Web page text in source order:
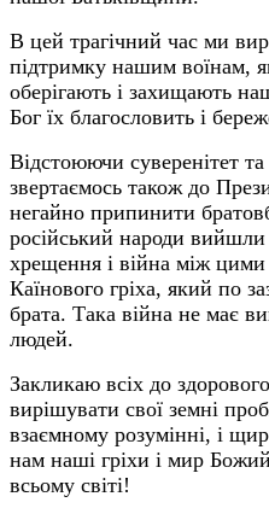
В цей трагічний час ми
підтримку нашим воїнам,
оберігають і захищають
Бог їх благословить і
Відстоюючи суверенітет
звертаємось також до
негайно припинити
російський народи вийшли
хрещення і війна між
Каїнового гріха, який по
брата. Така війна не має
людей.
Закликаю всіх до
вирішувати свої земні
взаємному розумінні, і
нам наші гріхи і мир
всьому світі!